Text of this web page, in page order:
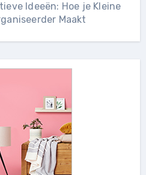
Ideeën: Hoe je Kleine
Maakt